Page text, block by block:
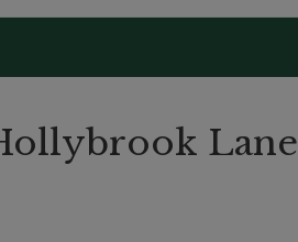
Lane